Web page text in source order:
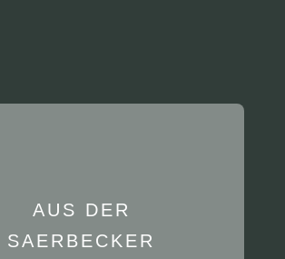
AUS DER
SAERBECKER